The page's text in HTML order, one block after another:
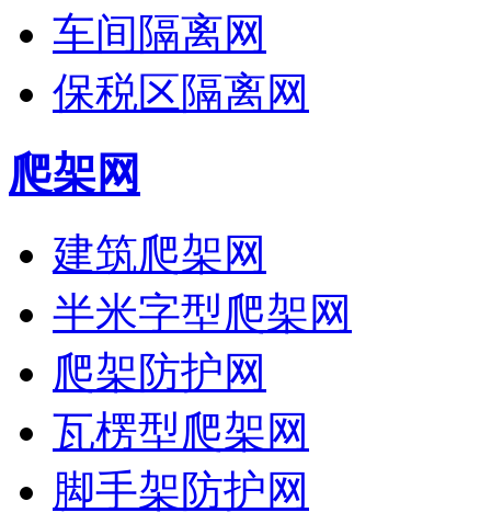
车间隔离网
保税区隔离网
爬架网
建筑爬架网
半米字型爬架网
爬架防护网
瓦楞型爬架网
脚手架防护网